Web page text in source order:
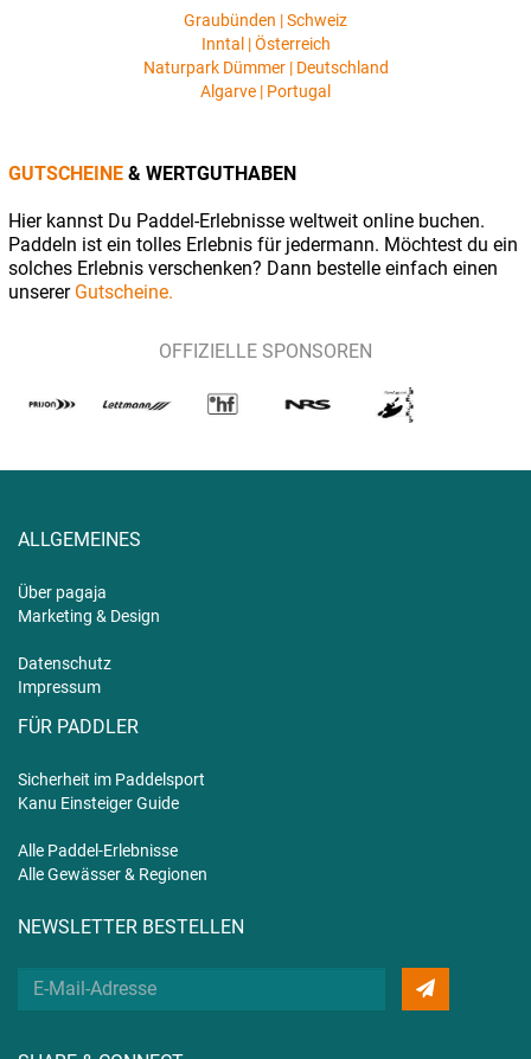
Graubünden | Schweiz
Inntal | Österreich
Naturpark Dümmer | Deutschland
Algarve | Portugal
GUTSCHEINE & WERTGUTHABEN
Hier kannst Du Paddel-Erlebnisse weltweit online buchen.
Paddeln ist ein tolles Erlebnis für jedermann. Möchtest du ein
solches Erlebnis verschenken? Dann bestelle einfach einen
unserer Gutscheine.
OFFIZIELLE SPONSOREN
ALLGEMEINES
Über pagaja
Marketing & Design
Datenschutz
Impressum
FÜR PADDLER
Sicherheit im Paddelsport
Kanu Einsteiger Guide
Alle Paddel-Erlebnisse
Alle Gewässer & Regionen
NEWSLETTER BESTELLEN
Deine